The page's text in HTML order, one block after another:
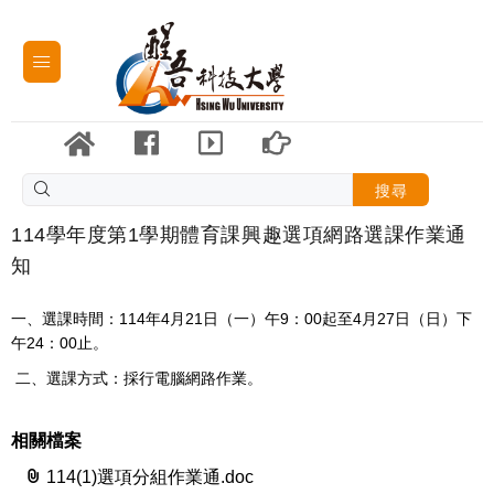
搜尋
114學年度第1學期體育課興趣選項網路選課作業通
知
一、選課時間：114年4月21日（一）午9：00起至4月27日（日）下
午24：00止。
二、選課方式：採行電腦網路作業。
相關檔案
114(1)選項分組作業通.doc